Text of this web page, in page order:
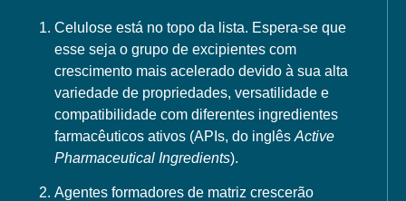
Celulose está no topo da lista. Espera-se que
esse seja o grupo de excipientes com
crescimento mais acelerado devido à sua alta
variedade de propriedades, versatilidade e
compatibilidade com diferentes ingredientes
farmacêuticos ativos (APIs, do inglês Active
Pharmaceutical Ingredients).
Agentes formadores de matriz crescerão